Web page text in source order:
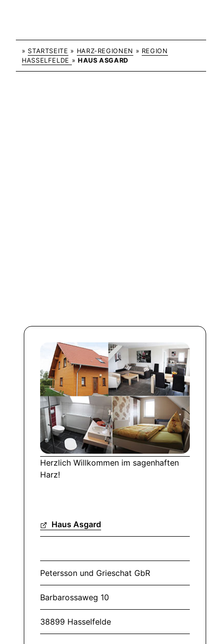
» STARTSEITE » HARZ-REGIONEN » REGION
HASSELFELDE » HAUS ASGARD
Herzlich Willkommen im sagenhaften
Harz!
Haus Asgard
Petersson und Grieschat GbR
Barbarossaweg 10
38899 Hasselfelde